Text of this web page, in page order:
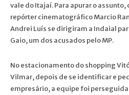
vale do Itajaí. Para apurar o assunto,
repórter cinematográfico Marcio
Andrei Luís se dirigiram a Indaial
Gaio, um dos acusados pelo MP.
No estacionamento do shopping
Vilmar, depois de se identificar e
empresário, a equipe foi